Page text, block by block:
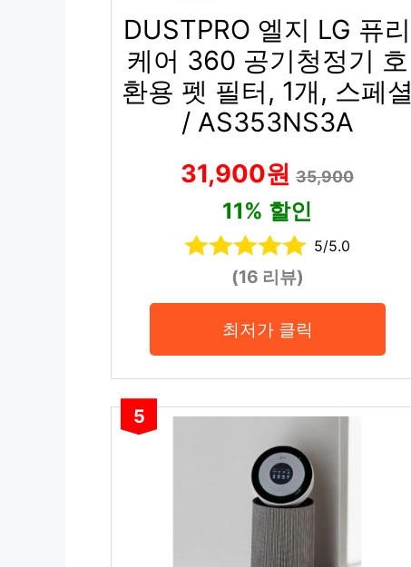
DUSTPRO 엘지 LG 퓨리
케어 360 공기청정기 호
환용 펫 필터, 1개, 스페셜
/ AS353NS3A
31,900원 35,900
11% 할인
5/5.0
(16 리뷰)
최저가 클릭
5